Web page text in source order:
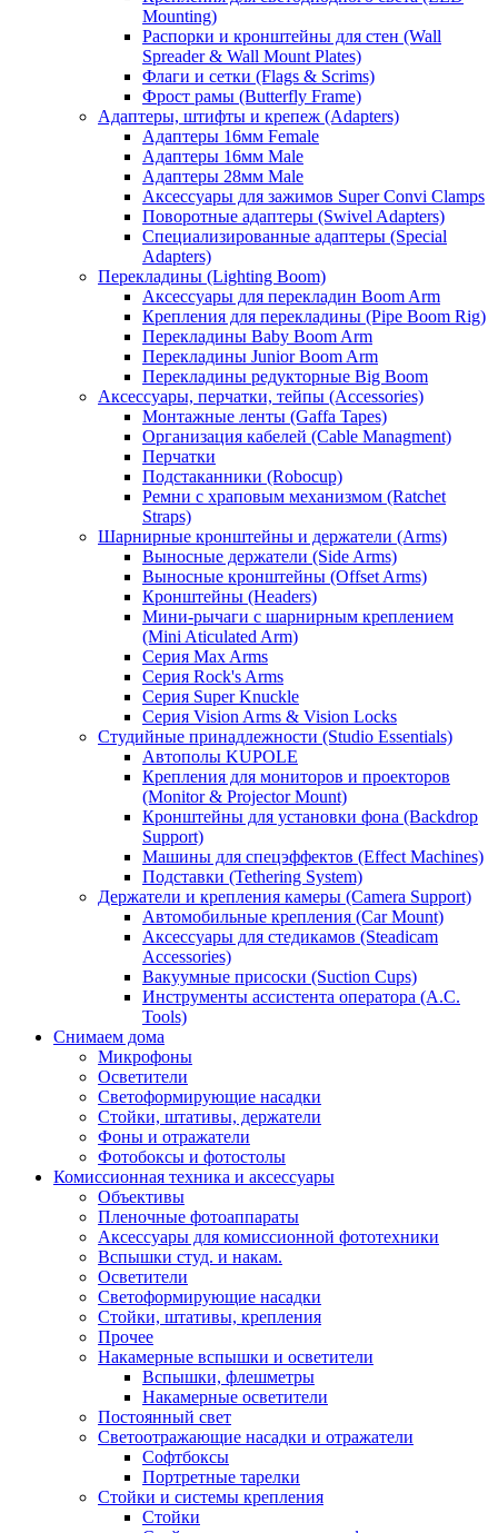
Mounting)
Распорки и кронштейны для стен (Wall
Spreader & Wall Mount Plates)
Флаги и сетки (Flags & Scrims)
Фрост рамы (Butterfly Frame)
Адаптеры, штифты и крепеж (Adapters)
Адаптеры 16мм Female
Адаптеры 16мм Male
Адаптеры 28мм Male
Аксессуары для зажимов Super Convi Clamps
Поворотные адаптеры (Swivel Adapters)
Специализированные адаптеры (Special
Adapters)
Перекладины (Lighting Boom)
Аксессуары для перекладин Boom Arm
Крепления для перекладины (Pipe Boom Rig)
Перекладины Baby Boom Arm
Перекладины Junior Boom Arm
Перекладины редукторные Big Boom
Аксессуары, перчатки, тейпы (Accessories)
Монтажные ленты (Gaffa Tapes)
Организация кабелей (Cable Managment)
Перчатки
Подстаканники (Robocup)
Ремни с храповым механизмом (Ratchet
Straps)
Шарнирные кронштейны и держатели (Arms)
Выносные держатели (Side Arms)
Выносные кронштейны (Offset Arms)
Кронштейны (Headers)
Мини-рычаги с шарнирным креплением
(Mini Aticulated Arm)
Серия Max Arms
Серия Rock's Arms
Серия Super Knuckle
Серия Vision Arms & Vision Locks
Студийные принадлежности (Studio Essentials)
Автополы KUPOLE
Крепления для мониторов и проекторов
(Monitor & Projector Mount)
Кронштейны для установки фона (Backdrop
Support)
Машины для спецэффектов (Effect Machines)
Подставки (Tethering System)
Держатели и крепления камеры (Camera Support)
Автомобильные крепления (Car Mount)
Аксессуары для стедикамов (Steadicam
Accessories)
Вакуумные присоски (Suction Cups)
Инструменты ассистента оператора (A.C.
Tools)
Снимаем дома
Микрофоны
Осветители
Светоформирующие насадки
Стойки, штативы, держатели
Фоны и отражатели
Фотобоксы и фотостолы
Комиссионная техника и аксессуары
Объективы
Пленочные фотоаппараты
Аксессуары для комиссионной фототехники
Вспышки студ. и накам.
Осветители
Светоформирующие насадки
Стойки, штативы, крепления
Прочее
Накамерные вспышки и осветители
Вспышки, флешметры
Накамерные осветители
Постоянный свет
Светоотражающие насадки и отражатели
Софтбоксы
Портретные тарелки
Стойки и системы крепления
Стойки